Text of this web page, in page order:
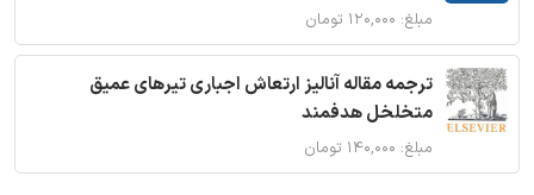
مبلغ: ۱۲۰,۰۰۰ تومان
ترجمه مقاله آنالیز ارتعاش اجباری تیرهای عمیق
متخلخل هدفمند
مبلغ: ۱۴۰,۰۰۰ تومان